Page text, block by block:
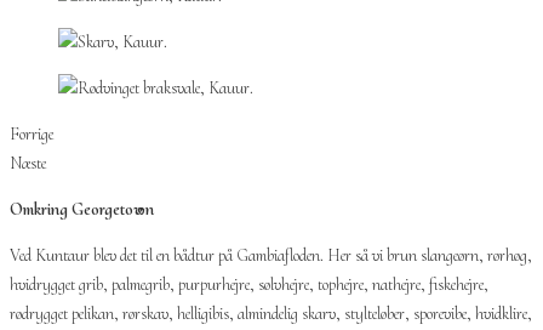
Forrige
Næste
Omkring Georgetown
Ved Kuntaur blev det til en bådtur på Gambiafloden. Her så vi brun slangeørn, rørhøg,
hvidrygget grib, palmegrib, purpurhejre, sølvhejre, tophejre, nathejre, fiskehejre,
rødrygget pelikan, rørskav, helligibis, almindelig skarv, stylteløber, sporevibe, hvidklire,